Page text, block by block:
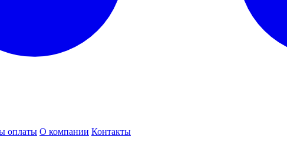
оплаты О компании Контакты